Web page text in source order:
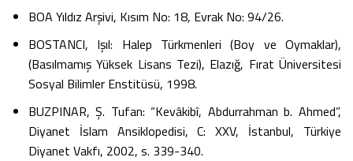
BOA Yıldız Arşivi, Kısım No: 18, Evrak No: 94/26.
BOSTANCI, Işıl: Halep Türkmenleri (Boy ve Oymaklar),
(Basılmamış Yüksek Lisans Tezi), Elazığ, Fırat Üniversitesi
Sosyal Bilimler Enstitüsü, 1998.
BUZPINAR, Ş. Tufan: “Kevâkibî, Abdurrahman b. Ahmed”,
Diyanet İslam Ansiklopedisi, C: XXV, İstanbul, Türkiye
Diyanet Vakfı, 2002, s. 339-340.